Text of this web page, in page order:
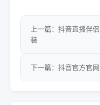
上一篇：抖音直播伴
装
下一篇：抖音官方官